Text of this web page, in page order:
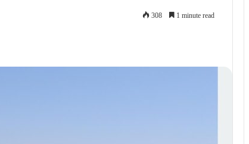
308 1 minute read